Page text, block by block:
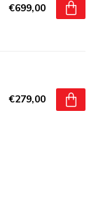
€699,00
€279,00